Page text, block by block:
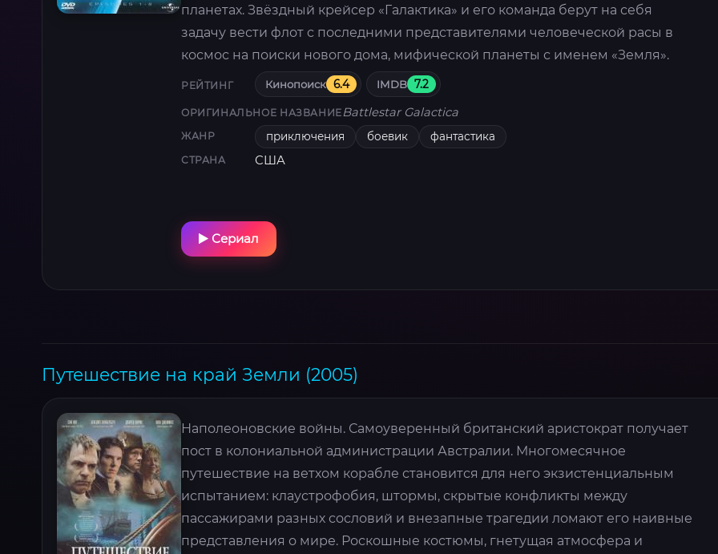
планетах. Звёздный крейсер «Галактика» и его команда берут на себя
задачу вести флот с последними представителями человеческой расы в
космос на поиски нового дома, мифической планеты с именем «Земля».
РЕЙТИНГ Кинопоиск 6.4 IMDB 7.2
ОРИГИНАЛЬНОЕ НАЗВАНИЕBattlestar Galactica
ЖАНР приключения боевик фантастика
СТРАНА США
Сериал
Путешествие на край Земли (2005)
Наполеоновские войны. Самоуверенный британский аристократ получает
пост в колониальной администрации Австралии. Многомесячное
путешествие на ветхом корабле становится для него экзистенциальным
испытанием: клаустрофобия, штормы, скрытые конфликты между
пассажирами разных сословий и внезапные трагедии ломают его наивные
представления о мире. Роскошные костюмы, гнетущая атмосфера и